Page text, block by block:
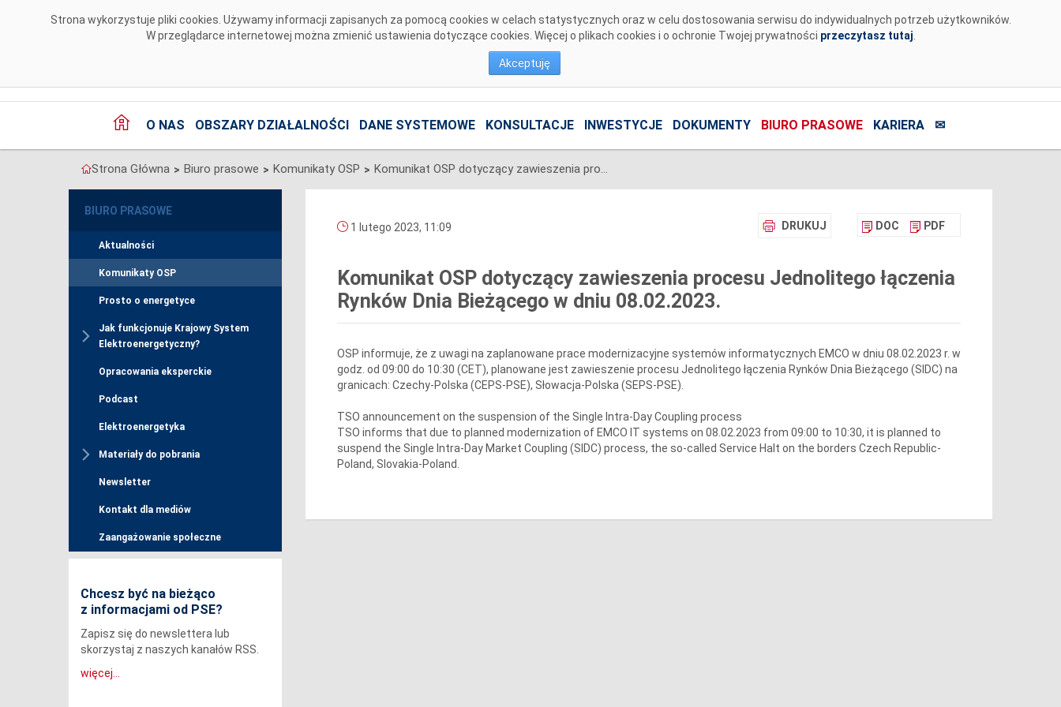
Strona wykorzystuje pliki cookies. Używamy informacji zapisanych za pomocą cookies w celach statystycznych oraz w celu dostosowania serwisu do indywidualnych potrzeb użytkowników.
W przeglądarce internetowej można zmienić ustawienia dotyczące cookies. Więcej o plikach cookies i o ochronie Twojej prywatności przeczytasz tutaj
Akceptuję
O NAS OBSZARY DZIAŁALNOŚCI DANE SYSTEMOWE KONSULTACJE INWESTYCJE DOKUMENTY BIURO PRASOWE KARIERA ✉
Strona Główna > Biuro prasowe > Komunikaty OSP > Komunikat OSP dotyczący zawieszenia procesu Jednolitego łączenia Rynków Dnia Bieżącego w dniu 08.02.2023.
BIURO PRASOWE
Aktualności
Komunikaty OSP
Prosto o energetyce
Jak funkcjonuje Krajowy System
Elektroenergetyczny?
Opracowania eksperckie
Podcast
Elektroenergetyka
Materiały do pobrania
Newsletter
Kontakt dla mediów
Zaangażowanie społeczne
Chcesz być na bieżąco
z informacjami od PSE?
Zapisz się do newslettera lub
skorzystaj z naszych kanałów RSS.
więcej...
DRUKUJ DOC PDF
1 lutego 2023, 11:09
Komunikat OSP dotyczący zawieszenia procesu Jednolitego łączenia
Rynków Dnia Bieżącego w dniu 08.02.2023.
OSP informuje, że z uwagi na zaplanowane prace modernizacyjne systemów informatycznych EMCO w dniu 08.02.2023 r. w
godz. od 09:00 do 10:30 (CET), planowane jest zawieszenie procesu Jednolitego łączenia Rynków Dnia Bieżącego (SIDC) na
granicach: Czechy-Polska (CEPS-PSE), Słowacja-Polska (SEPS-PSE).
TSO announcement on the suspension of the Single Intra-Day Coupling process
TSO informs that due to planned modernization of EMCO IT systems on 08.02.2023 from 09:00 to 10:30, it is planned to
suspend the Single Intra-Day Market Coupling (SIDC) process, the so-called Service Halt on the borders Czech Republic-
Poland, Slovakia-Poland.